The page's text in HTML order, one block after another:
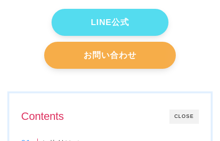
LINE公式
お問い合わせ
CLOSE
Contents